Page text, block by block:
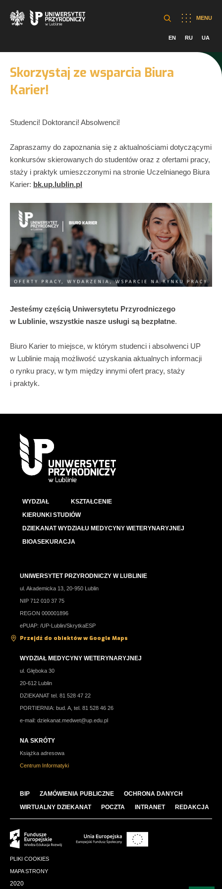
MENU
EN RU UA
Skorzystaj ze wsparcia Biura
Karier!
Studenci! Doktoranci! Absolwenci!
Zapraszamy do zapoznania się z aktualnościami dotyczącymi
konkursów skierowanych do studentów oraz z ofertami pracy,
staży i praktyk umieszczonymi na stronie Uczelnianego Biura
Karier: bk.up.lublin.pl
Jesteśmy częścią Uniwersytetu Przyrodniczego
w Lublinie, wszystkie nasze usługi są bezpłatne.
Biuro Karier to miejsce, w którym studenci i absolwenci UP
w Lublinie mają możliwość uzyskania aktualnych informacji
o rynku pracy, w tym między innymi ofert pracy, staży
i praktyk.
WYDZIAŁ
KSZTAŁCENIE
KIERUNKI STUDIÓW
DZIEKANAT WYDZIAŁU MEDYCYNY WETERYNARYJNEJ
BIOASEKURACJA
UNIWERSYTET PRZYRODNICZY W LUBLINIE
ul. Akademicka 13, 20-950 Lublin
NIP 712 010 37 75
REGON 000001896
ePUAP: /UP-Lublin/SkrytkaESP
Przejdź do obiektów w Google Maps
WYDZIAŁ MEDYCYNY WETERYNARYJNEJ
ul. Głęboka 30
20-612 Lublin
DZIEKANAT tel. 81 528 47 22
PORTIERNIA: bud. A, tel. 81 528 46 26
e-mail: dziekanat.medwet@up.edu.pl
NA SKRÓTY
Książka adresowa
Centrum Informatyki
BIP ZAMÓWIENIA PUBLICZNE
OCHRONA DANYCH
WIRTUALNY DZIEKANAT
POCZTA INTRANET REDAKCJA
PLIKI COOKIES
MAPA STRONY
2020